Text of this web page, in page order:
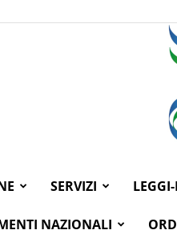
SERVIZI
NAZIONALI